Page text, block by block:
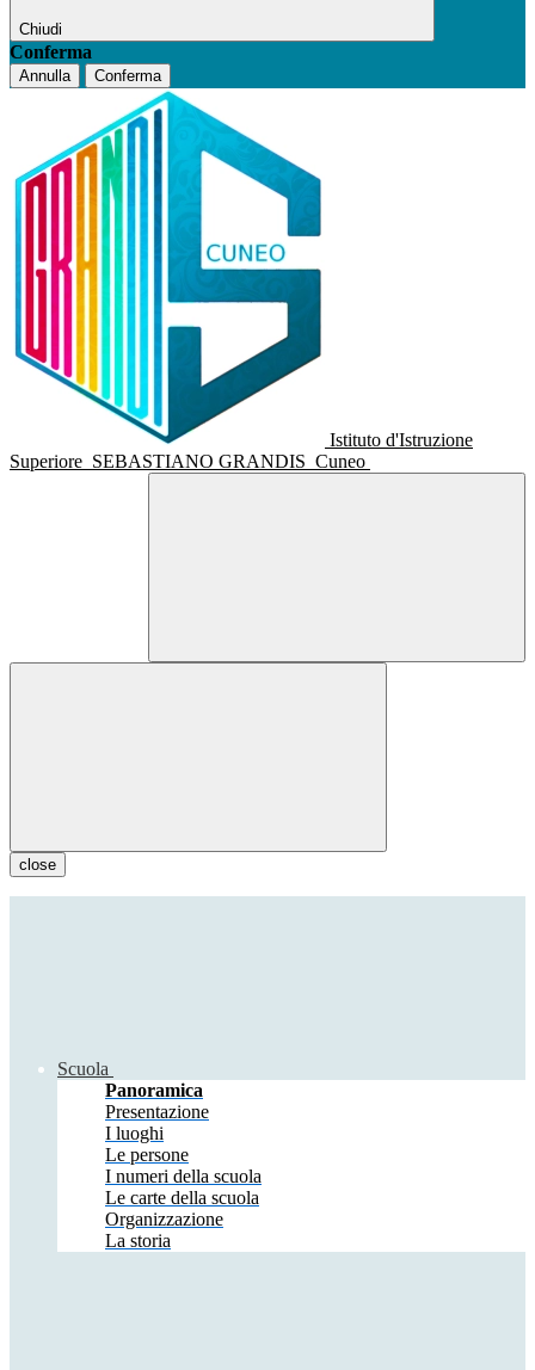
Chiudi
Conferma
Annulla Conferma
Istituto d'Istruzione
Superiore SEBASTIANO GRANDIS Cuneo
close
Scuola
Panoramica
Presentazione
I luoghi
Le persone
I numeri della scuola
Le carte della scuola
Organizzazione
La storia